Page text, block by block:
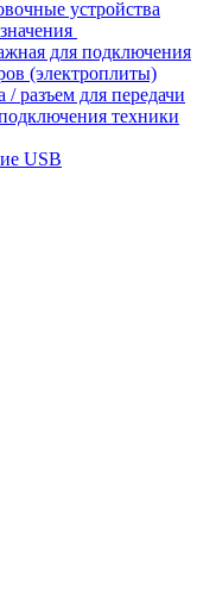
устройства
для подключения
(электроплиты)
/ разъем для передачи
техники
USB